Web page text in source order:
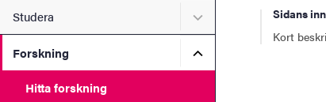
Om webbplatsen
Studera Undermeny för
Forskning Undermeny för
Hitta forskning
Sidans
Kort